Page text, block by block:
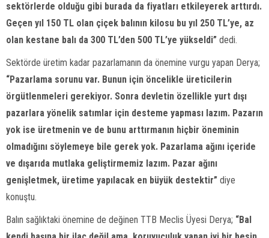
sektörlerde olduğu gibi burada da fiyatları etkileyerek arttırdı.
Geçen yıl 150 TL olan çiçek balının kilosu bu yıl 250 TL’ye, az
olan kestane balı da 300 TL’den 500 TL’ye yükseldi” dedi.
Sektörde üretim kadar pazarlamanın da önemine vurgu yapan Derya;
“Pazarlama sorunu var. Bunun için öncelikle üreticilerin
örgütlenmeleri gerekiyor. Sonra devletin özellikle yurt dışı
pazarlara yönelik satımlar için desteme yapması lazım. Pazarın
yok ise üretmenin ve de bunu arttırmanın hiçbir öneminin
olmadığını söylemeye bile gerek yok. Pazarlama ağını içeride
ve dışarıda mutlaka geliştirmemiz lazım. Pazar ağını
genişletmek, üretime yapılacak en büyük destektir” diye
konuştu.
Balın sağlıktaki önemine de değinen TTB Meclis Üyesi Derya; “Bal